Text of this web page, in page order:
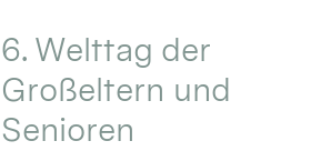
6. Welttag der
Großeltern und
Senioren